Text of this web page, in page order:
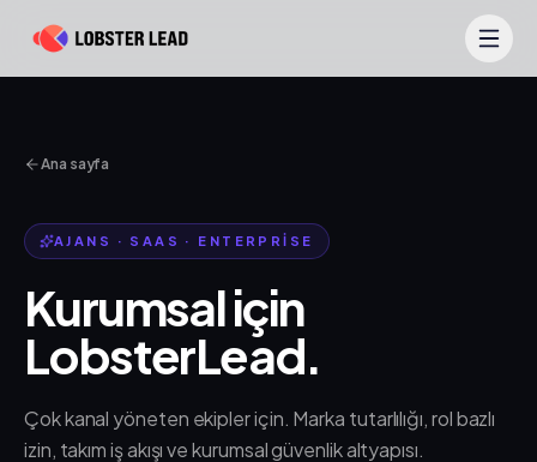
Ana sayfa
AJANS · SAAS · ENTERPRISE
Kurumsal için
LobsterLead.
Çok kanal yöneten ekipler için. Marka tutarlılığı, rol bazlı
izin, takım iş akışı ve kurumsal güvenlik altyapısı.